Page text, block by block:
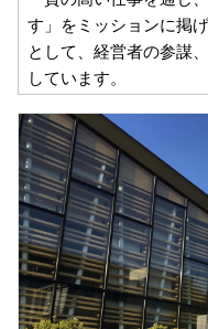
す」をミッションに掲
として、経営者の参謀
しています。